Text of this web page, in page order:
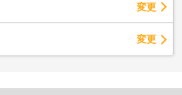
変更
変更